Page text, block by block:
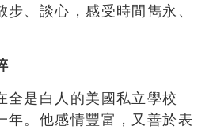
、談心，感受時間雋永、
全是白人的美國私立學校
年。他感情豐富，又善於表